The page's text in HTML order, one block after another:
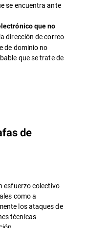
se encuentra ante
que no
dirección de correo
de dominio no
que se trate de
de
esfuerzo colectivo
como a
los ataques de
técnicas